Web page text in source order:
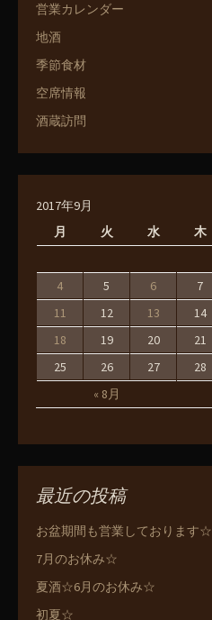
営業カレンダー
地酒
季節食材
空席情報
酒蔵訪問
2017年9月
月
火 水 木
« 8月
4
5 6 7
11
12 13 14
18
19 20 21
25
26 27 28
最近の投稿
お盆期間も営業しております☆
7月のお休み☆
夏酒☆6月のお休み☆
初夏☆